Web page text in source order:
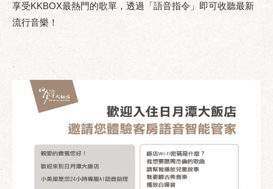
享受KKBOX最熱門的歌單，透過「語音指令」即可收聽最新
流行音樂！